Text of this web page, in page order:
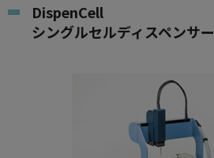
DispenCell
シングルセルディスペンサー